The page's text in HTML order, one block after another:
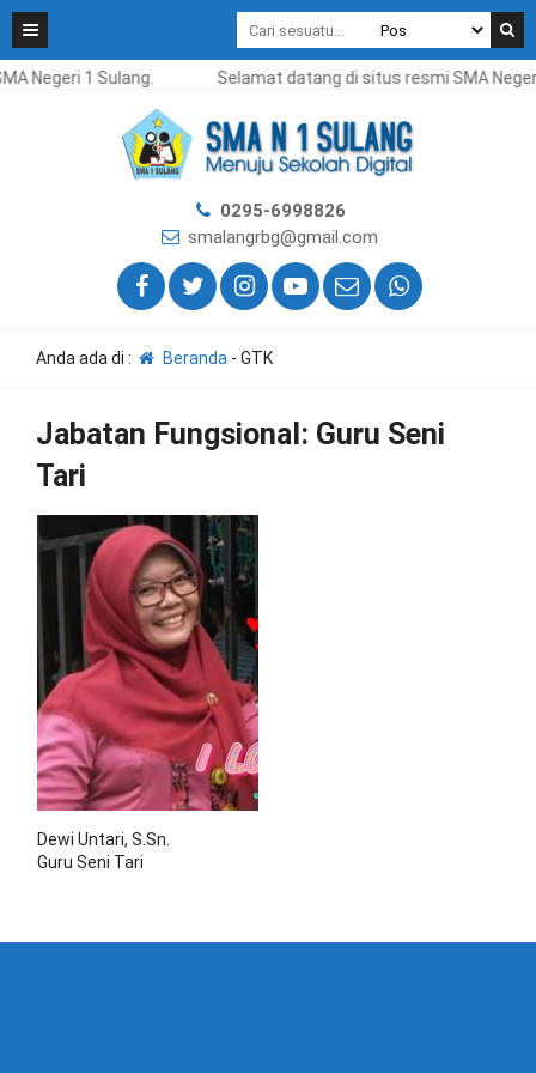
Negeri 1 Sulang. Selamat datang di situs resmi SMA
0295-6998826
smalangrbg@gmail.com
Anda ada di : Beranda - GTK
Jabatan Fungsional: Guru Seni
Tari
Dewi Untari, S.Sn.
Guru Seni Tari